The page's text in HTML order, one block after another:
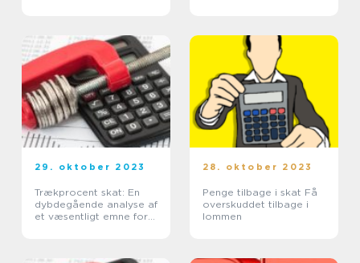
29. oktober 2023
Trækprocent skat: En
dybdegående analyse af
et væsentligt emne for
28. oktober 2023
Penge tilbage i skat Få
overskuddet tilbage i
lommen